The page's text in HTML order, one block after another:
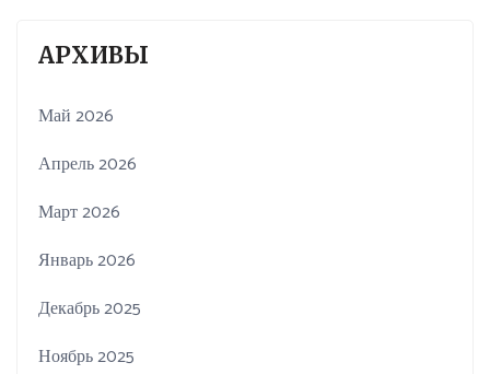
АРХИВЫ
Май 2026
Апрель 2026
Март 2026
Январь 2026
Декабрь 2025
Ноябрь 2025